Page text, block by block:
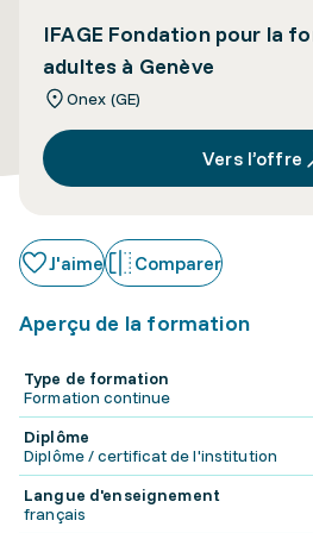
IFAGE Fondation pour la
adultes à Genève
Onex (GE)
Vers l’offre
J'aime Comparer
Aperçu de la formation
Type de formation
Formation continue
Diplôme
Diplôme / certificat de l'institution
Langue d'enseignement
français